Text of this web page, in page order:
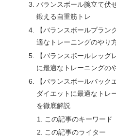
バランスボール腕立て伏
鍛える自重筋トレ
【バランスボールプラン
適なトレーニングのやり
【バランスボールレッグ
に最適なトレーニングの
【バランスボールバック
ダイエットに最適なトレ
を徹底解説
この記事のキーワード
この記事のライター